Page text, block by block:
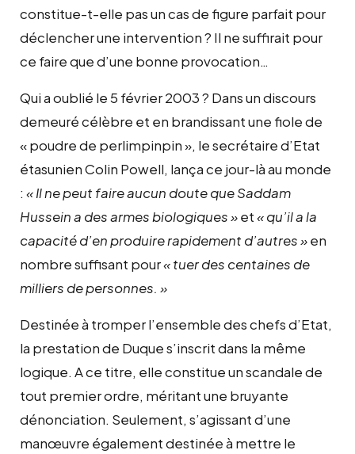
constitue-t-elle pas un cas de figure parfait pour
déclencher une intervention ? Il ne suffirait pour
ce faire que d’une bonne provocation…
Qui a oublié le 5 février 2003 ? Dans un discours
demeuré célèbre et en brandissant une fiole de
« poudre de perlimpinpin », le secrétaire d’Etat
étasunien Colin Powell, lança ce jour-là au monde
: « Il ne peut faire aucun doute que Saddam
Hussein a des armes biologiques »et« qu’il a la
capacité d’en produire rapidement d’autres »en
nombre suffisant pour« tuer des centaines de
milliers de personnes. »
Destinée à tromper l’ensemble des chefs d’Etat,
la prestation de Duque s’inscrit dans la même
logique. A ce titre, elle constitue un scandale de
tout premier ordre, méritant une bruyante
dénonciation. Seulement, s’agissant d’une
manœuvre également destinée à mettre le